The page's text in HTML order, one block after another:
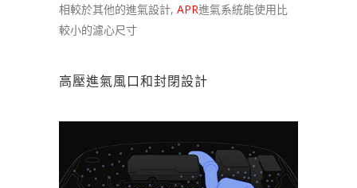
相較於其他的進氣設計, APR進氣系統能使用比
較小的濾心尺寸
高壓進氣風口和封閉設計